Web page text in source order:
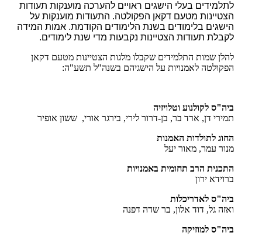
לתלמידים בעלי הישגים ראויים להערכה מוענקות תעודות
הצטיינות מטעם דקאן הפקולטה. התעודות מוענקות על
הישגים בלימודים בשנת הלימודים הקודמת. אמות המידה
לקבלת תעודות הצטיינות נקבעות מדי שנת לימודים.
להלן שמות התלמידים שקבלו מלגות הצטיינות מטעם דקאן
הפקולטה לאמנויות על הישגיהם בשנה"ל תשע"ה:
ביה"ס לקולנוע וטלויזיה
תמירי דן, ארד בר, בן-דרור לירי, בירגר אורי, ששון אופיר
החוג לתולדות האמנות
מנור עמר, מאור יעל
התכנית הרב תחומית באמנויות
ברוידא ירון
ביה"ס לאדריכלות
ואזה גל, דוד אלון, בר שדה דפנה
ביה"ס למוזיקה